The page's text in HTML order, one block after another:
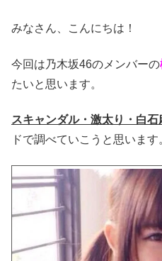
みなさん、こんにちは！
今回は乃木坂46のメンバーの
たいと思います。
スキャンダル・激太り・白石
ドで調べていこうと思います